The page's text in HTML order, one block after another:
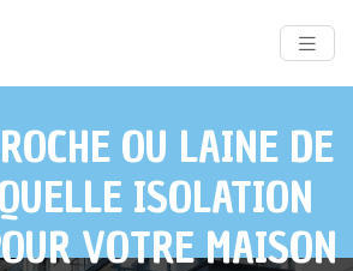
OU LAINE DE
ISOLATION
VOTRE MAISON